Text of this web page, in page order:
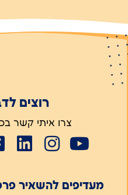
רוצים
צרו איתי קשר
מעדיפים להשאיר